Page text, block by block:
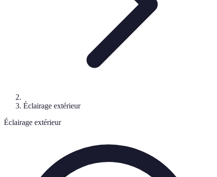
Éclairage extérieur
Éclairage extérieur